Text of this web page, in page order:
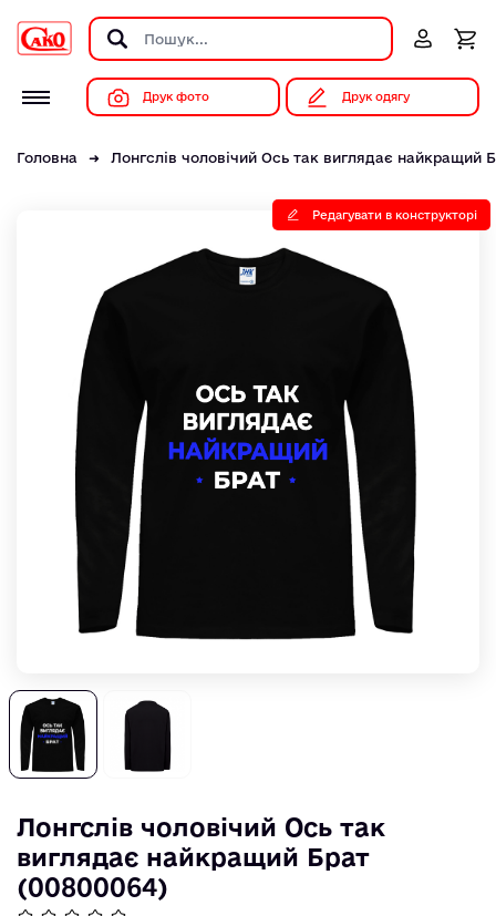
Друк фото Друк одягу
Головна Лонгслів чоловічий Ось так виглядає найкращий
Редагувати в конструкторі
Лонгслів чоловічий Ось так
виглядає найкращий Брат
(00800064)